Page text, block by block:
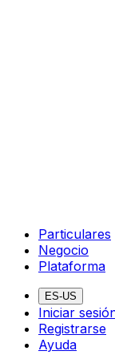
Particulares
Negocio
Plataforma
ES-US
Iniciar
Registrarse
Ayuda